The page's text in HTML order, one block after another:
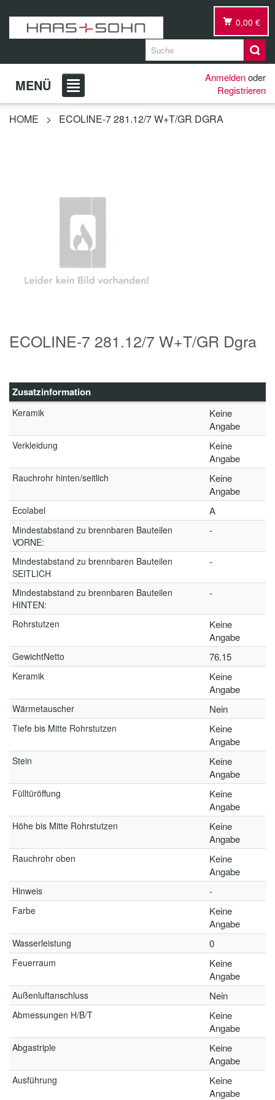
0,00 €
MENÜ Anmeldenoder
Registrieren
HOME > ECOLINE-7 281.12/7 W+T/GR DGRA
ECOLINE-7 281.12/7 W+T/GR Dgra
Zusatzinformation
Keramik
Keine
Angabe
Verkleidung
Keine
Angabe
Rauchrohr hinten/seitlich
Keine
Angabe
Ecolabel A
Mindestabstand zu brennbaren Bauteilen
VORNE:
-
Mindestabstand zu brennbaren Bauteilen
SEITLICH
-
Mindestabstand zu brennbaren Bauteilen
HINTEN:
-
Rohrstutzen
Keine
Angabe
GewichtNetto 76.15
Keramik
Keine
Angabe
Wärmetauscher Nein
Tiefe bis Mitte Rohrstutzen
Keine
Angabe
Stein
Keine
Angabe
Fülltüröffung
Keine
Angabe
Höhe bis Mitte Rohrstutzen
Keine
Angabe
Rauchrohr oben
Keine
Angabe
Hinweis -
Farbe
Keine
Angabe
Wasserleistung 0
Feuerraum
Keine
Angabe
Außenluftanschluss Nein
Abmessungen H/B/T
Keine
Angabe
Abgastriple
Keine
Angabe
Ausführung
Keine
Angabe